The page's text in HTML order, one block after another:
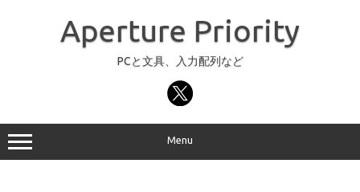
Aperture Priority
PCと文具、入力配列など
Menu